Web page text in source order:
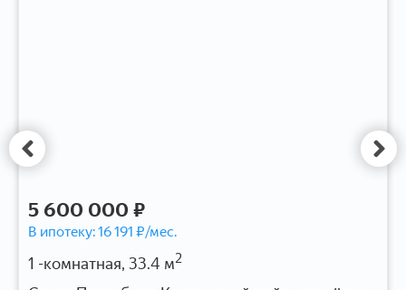
5 600 000 ₽
В ипотеку:16 191 ₽/мес.
1 -комнатная, 33.4 м2